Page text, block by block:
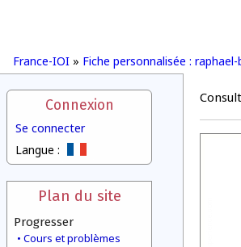
France-IOI » Fiche personnalisée : raphael-
Connexion
Se connecter
Langue :
Plan du site
Progresser
Cours et problèmes